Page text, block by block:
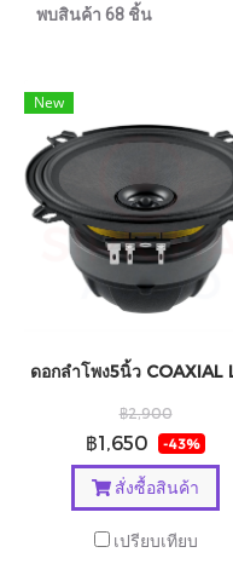
พบสินค้า 68 ชิ้น
New
ดอกลำโพง5นิ้ว COAXIAL
฿2,900
฿1,650 -43%
สั่งซื้อสินค้า
เปรียบเทียบ